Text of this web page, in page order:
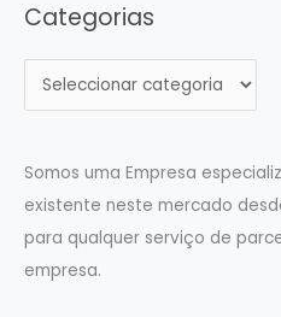
Categorias
a
e
g
o
r
Somos uma Empresa
existente neste mercado
para qualquer serviço de
empresa.